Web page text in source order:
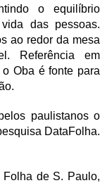
o equilíbrio
das pessoas.
ao redor da mesa
Referência em
Oba é fonte para
paulistanos o
DataFolha.
de S. Paulo,